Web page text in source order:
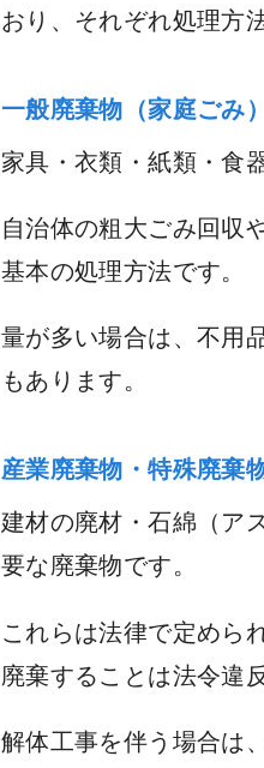
おり、それぞれ処理方
一般廃棄物（家庭ごみ）
家具・衣類・紙類・食
自治体の粗大ごみ回収
基本の処理方法です。
量が多い場合は、不用
もあります。
産業廃棄物・特殊廃棄
建材の廃材・石綿（ア
要な廃棄物です。
これらは法律で定めら
廃棄することは法令違
解体工事を伴う場合は